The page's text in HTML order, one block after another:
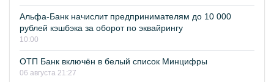
Альфа-Банк начислит предпринимателям до 10 000
рублей кэшбэка за оборот по эквайрингу
10:00
ОТП Банк включён в белый список Минцифры
06 августа 21:27